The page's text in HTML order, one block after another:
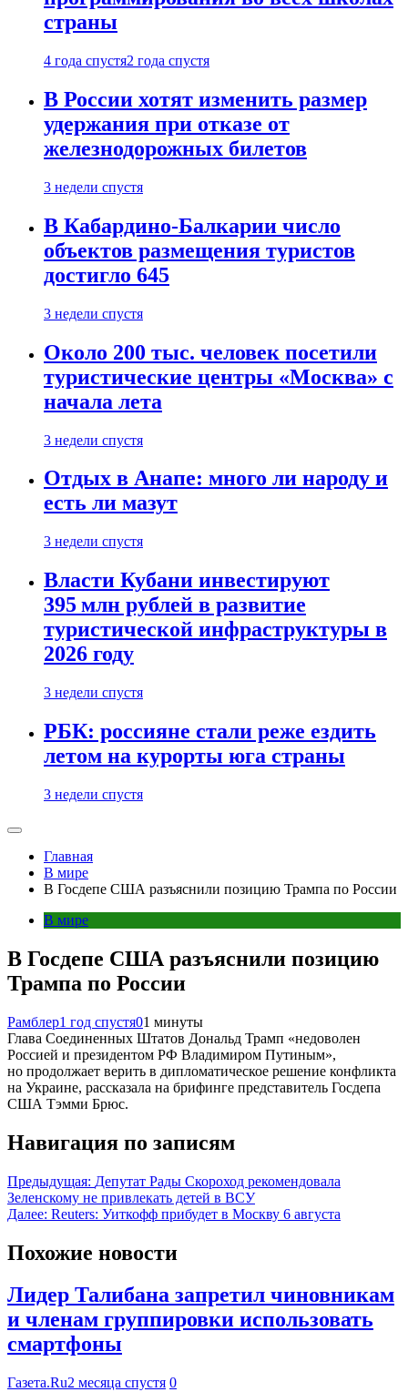
страны
4 года спустя2 года спустя
В России хотят изменить размер
удержания при отказе от
железнодорожных билетов
3 недели спустя
В Кабардино-Балкарии число
объектов размещения туристов
достигло 645
3 недели спустя
Около 200 тыс. человек посетили
туристические центры «Москва» с
начала лета
3 недели спустя
Отдых в Анапе: много ли народу и
есть ли мазут
3 недели спустя
Власти Кубани инвестируют
395 млн рублей в развитие
туристической инфраструктуры в
2026 году
3 недели спустя
РБК: россияне стали реже ездить
летом на курорты юга страны
3 недели спустя
Главная
В мире
В Госдепе США разъяснили позицию Трампа по России
В мире
В Госдепе США разъяснили позицию
Трампа по России
Рамблер1 год спустя01 минуты
Глава Соединенных Штатов Дональд Трамп «недоволен
Россией и президентом РФ Владимиром Путиным»,
но продолжает верить в дипломатическое решение конфликта
на Украине, рассказала на брифинге представитель Госдепа
США Тэмми Брюс.
Навигация по записям
Предыдущая: Депутат Рады Скороход рекомендовала
Зеленскому не привлекать детей в ВСУ
Далее: Reuters: Уиткофф прибудет в Москву 6 августа
Похожие новости
Лидер Талибана запретил чиновникам
и членам группировки использовать
смартфоны
Газета.Ru2 месяца спустя 0